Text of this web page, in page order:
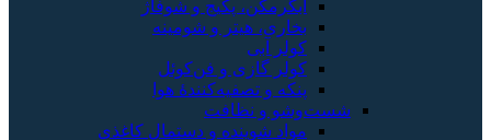
آبگرمکن، پکیج و شوفاژ
بخاری، هیتر و شومینه
کولر آبی
کولر گازی و فن‌کوئل
پنکه و تصفیه‌کنندهٔ هوا
شست‌وشو و نظافت
مواد شوینده و دستمال کاغذی